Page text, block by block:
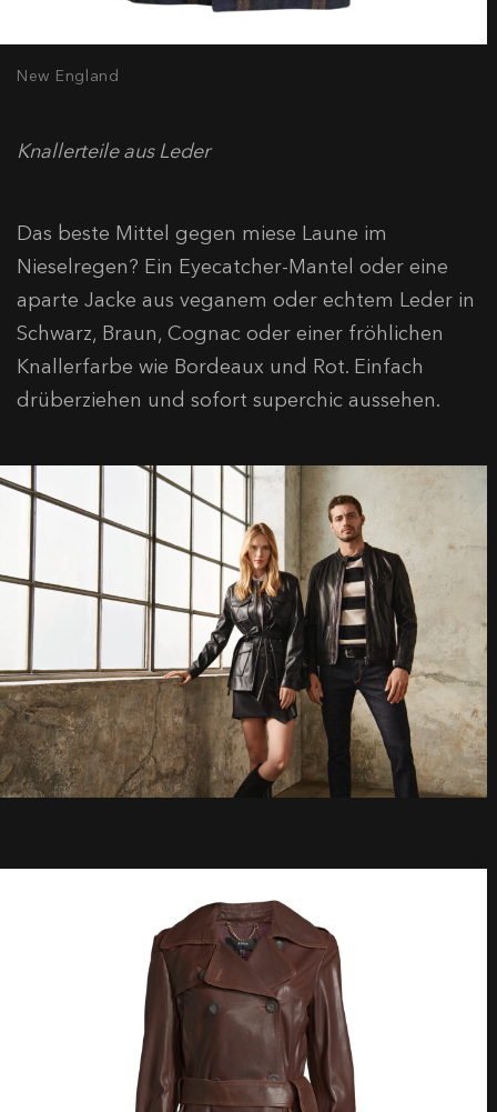
New England
Knallerteile aus Leder
Das beste Mittel gegen miese Laune im
Nieselregen? Ein Eyecatcher-Mantel oder eine
aparte Jacke aus veganem oder echtem Leder in
Schwarz, Braun, Cognac oder einer fröhlichen
Knallerfarbe wie Bordeaux und Rot. Einfach
drüberziehen und sofort superchic aussehen.